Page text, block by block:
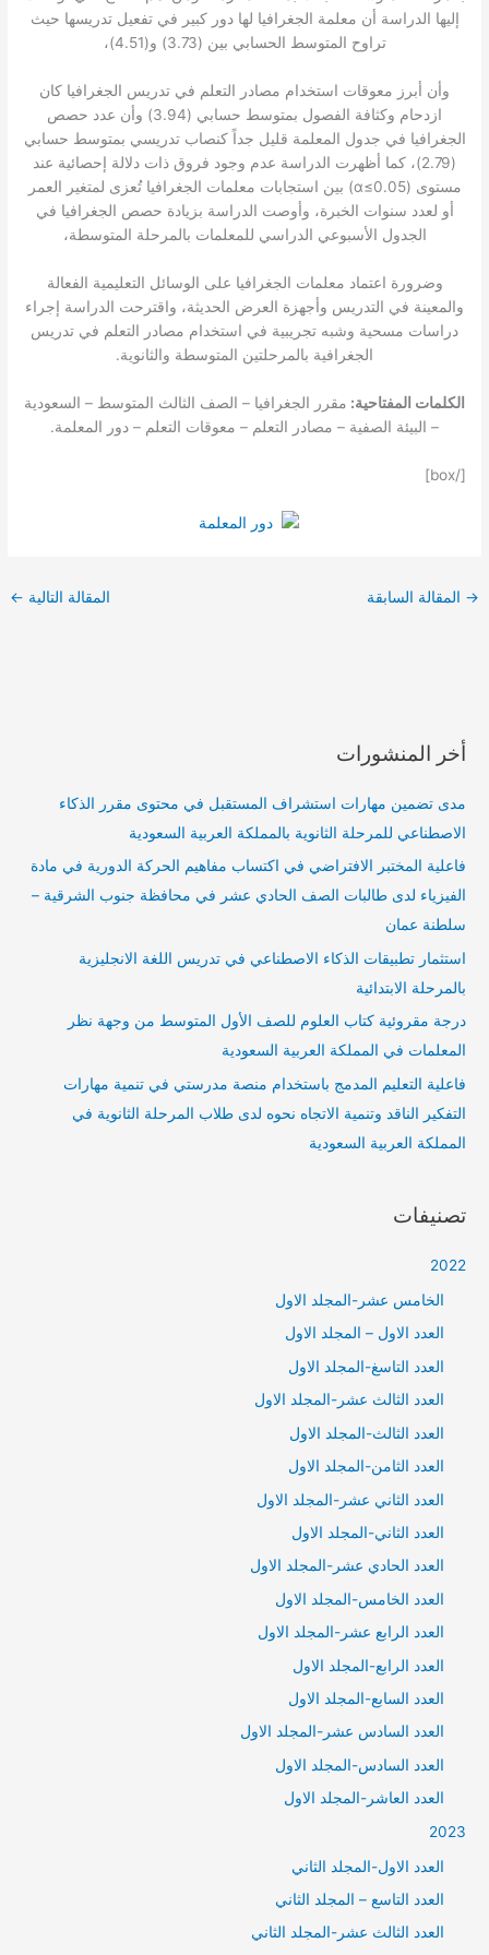
إليها الدراسة أن معلمة الجغرافيا لها دور كبير في تفعيل تدريسها حيث
تراوح المتوسط الحسابي بين (3.73) و(4.51)،
وأن أبرز معوقات استخدام مصادر التعلم في تدريس الجغرافيا كان
ازدحام وكثافة الفصول بمتوسط حسابي (3.94) وأن عدد حصص
الجغرافيا في جدول المعلمة قليل جداً كنصاب تدريسي بمتوسط حسابي
(2.79)، كما أظهرت الدراسة عدم وجود فروق ذات دلالة إحصائية عند
مستوى (
α≤0.05) بين استجابات معلمات الجغرافيا تُعزى لمتغير العمر
أو لعدد سنوات الخبرة، وأوصت الدراسة بزيادة حصص الجغرافيا في
الجدول الأسبوعي الدراسي للمعلمات بالمرحلة المتوسطة،
وضرورة اعتماد معلمات الجغرافيا على الوسائل التعليمية الفعالة
والمعينة في التدريس وأجهزة العرض الحديثة، واقترحت الدراسة إجراء
دراسات مسحية وشبه تجريبية في استخدام مصادر التعلم في تدريس
الجغرافية بالمرحلتين المتوسطة والثانوية.
الكلمات المفتاحية: مقرر الجغرافيا – الصف الثالث المتوسط – السعودية
– البيئة الصفية – مصادر التعلم – معوقات التعلم – دور المعلمة.
[/box]
→ المقالة السابقة المقالة التالية ←
أخر المنشورات
مدى تضمين مهارات استشراف المستقبل في محتوى مقرر الذكاء
الاصطناعي للمرحلة الثانوية بالمملكة العربية السعودية
فاعلية المختبر الافتراضي في اكتساب مفاهيم الحركة الدورية في مادة
الفيزياء لدى طالبات الصف الحادي عشر في محافظة جنوب الشرقية –
سلطنة عمان
استثمار تطبيقات الذكاء الاصطناعي في تدريس اللغة الانجليزية
بالمرحلة الابتدائية
درجة مقروئية كتاب العلوم للصف الأول المتوسط من وجهة نظر
المعلمات في المملكة العربية السعودية
فاعلية التعليم المدمج باستخدام منصة مدرستي في تنمية مهارات
التفكير الناقد وتنمية الاتجاه نحوه لدى طلاب المرحلة الثانوية في
المملكة العربية السعودية
تصنيفات
2022
الخامس عشر-المجلد الاول
العدد الاول – المجلد الاول
العدد التاسغ-المجلد الاول
العدد الثالث عشر-المجلد الاول
العدد الثالث-المجلد الاول
العدد الثامن-المجلد الاول
العدد الثاني عشر-المجلد الاول
العدد الثاني-المجلد الاول
العدد الحادي عشر-المجلد الاول
العدد الخامس-المجلد الاول
العدد الرابع عشر-المجلد الاول
العدد الرابع-المجلد الاول
العدد السابع-المجلد الاول
العدد السادس عشر-المجلد الاول
العدد السادس-المجلد الاول
العدد العاشر-المجلد الاول
2023
العدد الاول-المجلد الثاني
العدد التاسع – المجلد الثاني
العدد الثالث عشر-المجلد الثاني